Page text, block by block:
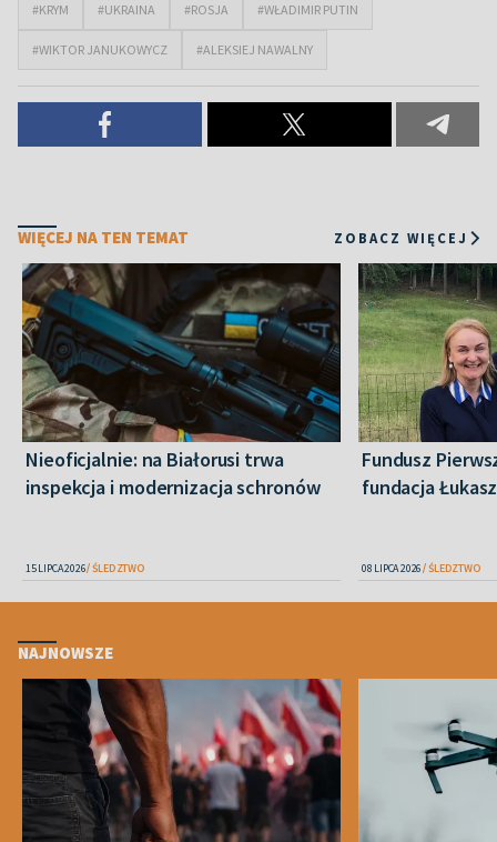
#KRYM #UKRAINA #ROSJA #WŁADIMIR PUTIN
#WIKTOR JANUKOWYCZ #ALEKSIEJ NAWALNY
WIĘCEJ NA TEN TEMAT ZOBACZ WIĘCEJ
Nieoficjalnie: na Białorusi trwa
inspekcja i modernizacja schronów
15 LIPCA 2026 ŚLEDZTWO
Fundusz
fundacja
08 LIPCA 2026 ŚLEDZTWO
NAJNOWSZE